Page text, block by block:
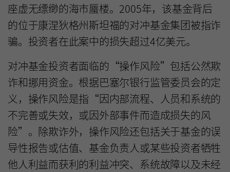
座虚无缥缈的海市蜃楼。2005年，该基金背后
的位于康涅狄格州斯坦福的对冲基金集团被指诈
骗。投资者在此案中的损失超过4亿美元。
对冲基金投资者面临的“操作风险”包括公然欺
诈和挪用资金。根据巴塞尔银行监管委员会的定
义，操作风险是指“因内部流程、人员和系统的
不完善或失效，或因外部事件而造成损失的风
险”。除欺诈外，操作风险还包括关于基金的误
导性报告或估值、基金负责人或某些投资者牺牲
他人利益而获利的利益冲突、系统故障以及未经